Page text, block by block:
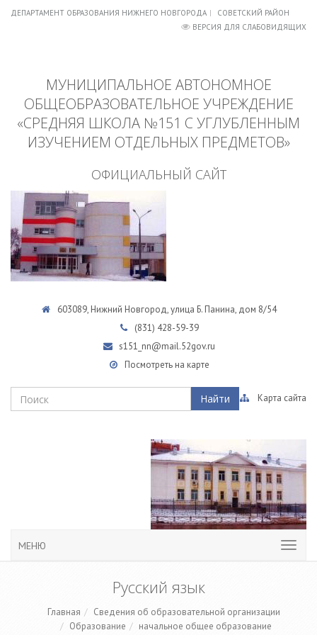
ДЕПАРТАМЕНТ ОБРАЗОВАНИЯ НИЖНЕГО НОВГОРОДА
СОВЕТСКИЙ РАЙОН
ВЕРСИЯ ДЛЯ СЛАБОВИДЯЩИХ
МУНИЦИПАЛЬНОЕ АВТОНОМНОЕ
ОБЩЕОБРАЗОВАТЕЛЬНОЕ УЧРЕЖДЕНИЕ
«СРЕДНЯЯ ШКОЛА №151 С УГЛУБЛЕННЫМ
ИЗУЧЕНИЕМ ОТДЕЛЬНЫХ ПРЕДМЕТОВ»
ОФИЦИАЛЬНЫЙ САЙТ
603089, Нижний Новгород, улица Б. Панина, дом 8/54
(831) 428-59-39
s151_nn@mail.52gov.ru
Посмотреть на карте
Карта сайта
Найти
МЕНЮ
Русский язык
Главная
Сведения об образовательной организации
Образование
начальное общее образование